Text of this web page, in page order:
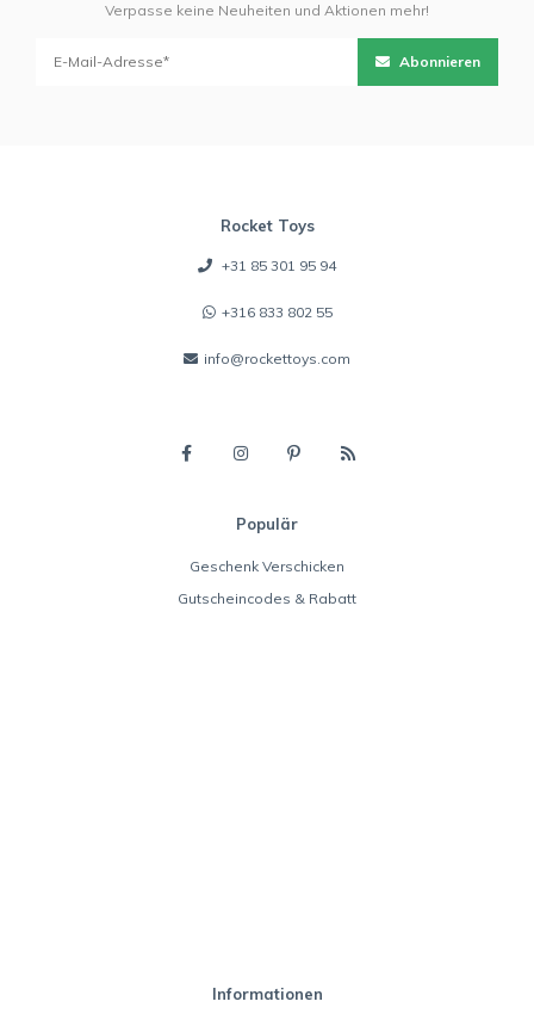
Verpasse keine Neuheiten und Aktionen mehr!
Abonnieren
Rocket Toys
+31 85 301 95 94
+316 833 802 55
info@rockettoys.com
Populär
Geschenk Verschicken
Gutscheincodes & Rabatt
Informationen